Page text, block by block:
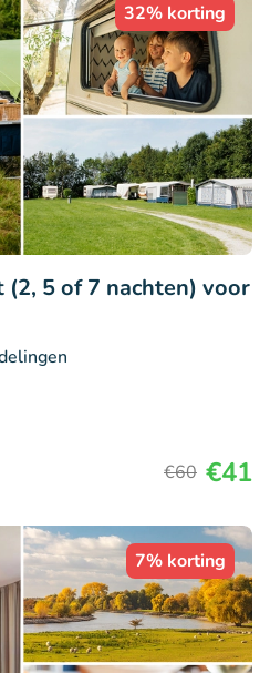
32% korting
5 of 7 nachten) voor
€60 €41
7% korting